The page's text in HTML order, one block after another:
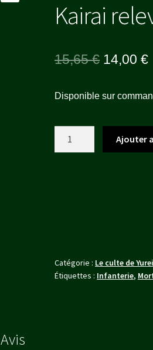
Kairai
15,65€ Le
initial
était :
15,65 €.
14,00€
Disponible sur
Ajouter
Catégorie : Le culte de Yurei
Étiquettes : Infanterie,
Avis